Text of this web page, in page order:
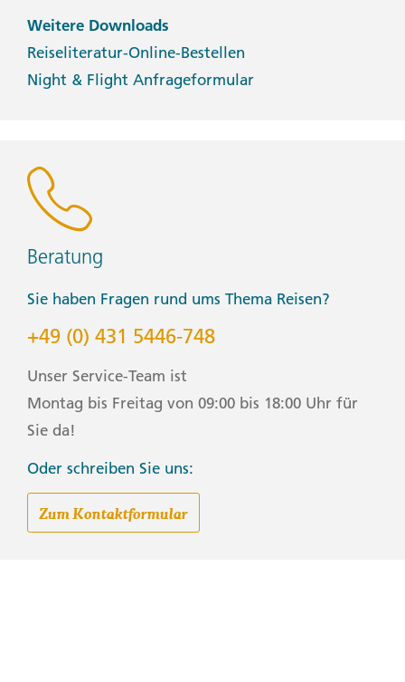
Weitere Downloads
Reiseliteratur-Online-Bestellen
Night & Flight Anfrageformular
Beratung
Sie haben Fragen rund ums Thema Reisen?
+49 (0) 431 5446-748
Unser Service-Team ist
Montag bis Freitag von 09:00 bis 18:00 Uhr für
Sie da!
Oder schreiben Sie uns:
Zum Kontaktformular